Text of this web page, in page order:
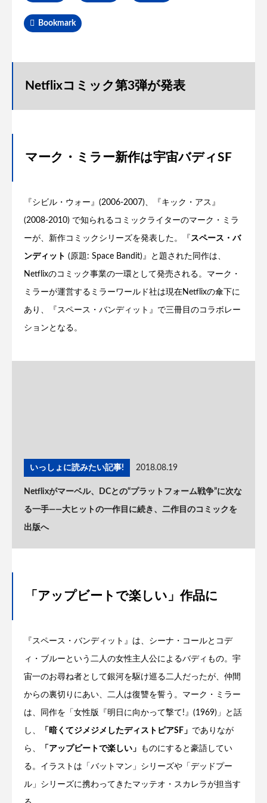
Bookmark
Netflixコミック第3弾が発表
マーク・ミラー新作は宇宙バディSF
『シビル・ウォー』(2006-2007)、『キック・アス』
(2008-2010) で知られるコミックライターのマーク・ミラ
ーが、新作コミックシリーズを発表した。『 スペース・バ
ンディット (原題: Space Bandit)』と題された同作は、
Netflixのコミック事業の一環として発売される。マーク・
ミラーが運営するミラーワールド社は現在Netflixの傘下に
あり、『スペース・バンディット』で三冊目のコラボレー
ションとなる。
いっしょに読みたい記事! 2018.08.19
Netflixがマーベル、DCとの“プラットフォーム戦争”に次な
る一手——大ヒットの一作目に続き、二作目のコミックを
出版へ
「アップビートで楽しい」作品に
『スペース・バンディット』は、シーナ・コールとコデ
ィ・ブルーという二人の女性主人公によるバディもの。宇
宙一のお尋ね者として銀河を駆け巡る二人だったが、仲間
からの裏切りにあい、二人は復讐を誓う。マーク・ミラー
は、同作を「女性版『明日に向かって撃て!』(1969)」と話
し、 「暗くてジメジメしたディストピアSF」 でありなが
ら、 「アップビートで楽しい」 ものにすると豪語してい
る。イラストは「バットマン」シリーズや「デッドプー
ル」シリーズに携わってきたマッテオ・スカレラが担当す